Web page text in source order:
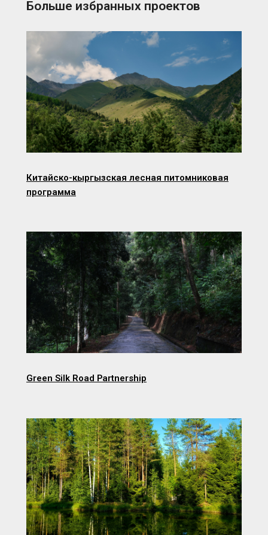
Больше избранных проектов
Китайско-кыргызская лесная питомниковая
программа
Green Silk Road Partnership